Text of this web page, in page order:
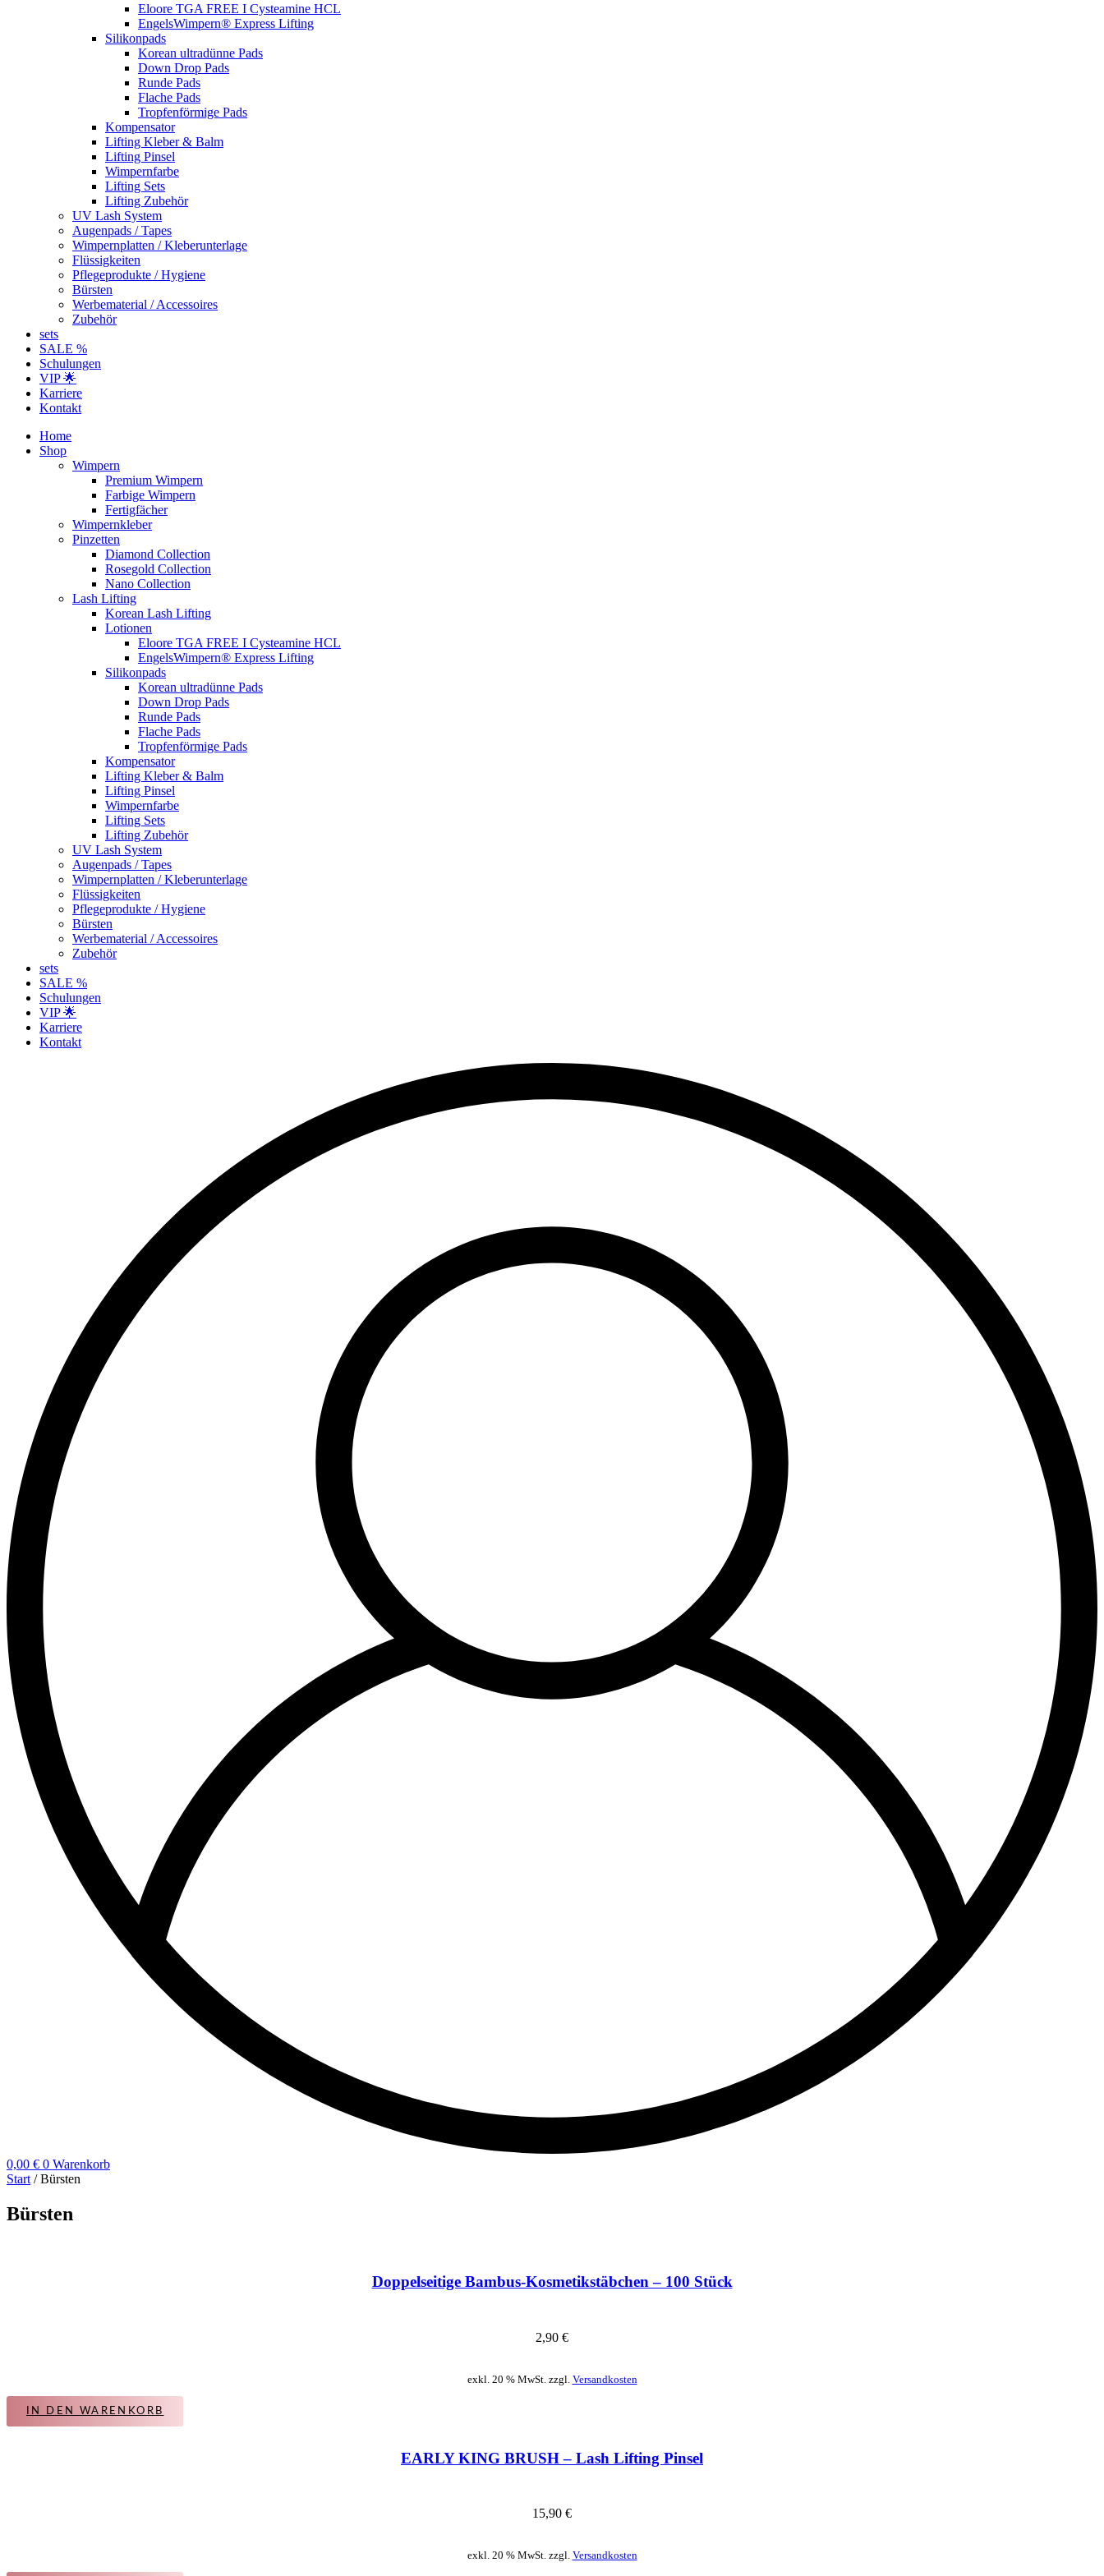
Eloore TGA FREE I Cysteamine HCL
EngelsWimpern® Express Lifting
Silikonpads
Korean ultradünne Pads
Down Drop Pads
Runde Pads
Flache Pads
Tropfenförmige Pads
Kompensator
Lifting Kleber & Balm
Lifting Pinsel
Wimpernfarbe
Lifting Sets
Lifting Zubehör
UV Lash System
Augenpads / Tapes
Wimpernplatten / Kleberunterlage
Flüssigkeiten
Pflegeprodukte / Hygiene
Bürsten
Werbematerial / Accessoires
Zubehör
sets
SALE %
Schulungen
VIP 🌟
Karriere
Kontakt
Home
Shop
Wimpern
Premium Wimpern
Farbige Wimpern
Fertigfächer
Wimpernkleber
Pinzetten
Diamond Collection
Rosegold Collection
Nano Collection
Lash Lifting
Korean Lash Lifting
Lotionen
Eloore TGA FREE I Cysteamine HCL
EngelsWimpern® Express Lifting
Silikonpads
Korean ultradünne Pads
Down Drop Pads
Runde Pads
Flache Pads
Tropfenförmige Pads
Kompensator
Lifting Kleber & Balm
Lifting Pinsel
Wimpernfarbe
Lifting Sets
Lifting Zubehör
UV Lash System
Augenpads / Tapes
Wimpernplatten / Kleberunterlage
Flüssigkeiten
Pflegeprodukte / Hygiene
Bürsten
Werbematerial / Accessoires
Zubehör
sets
SALE %
Schulungen
VIP 🌟
Karriere
Kontakt
0,00 € 0 Warenkorb
Start / Bürsten
Bürsten
Doppelseitige Bambus-Kosmetikstäbchen – 100 Stück
2,90 €
exkl. 20 % MwSt. zzgl. Versandkosten
IN DEN WARENKORB
EARLY KING BRUSH – Lash Lifting Pinsel
15,90 €
exkl. 20 % MwSt. zzgl. Versandkosten